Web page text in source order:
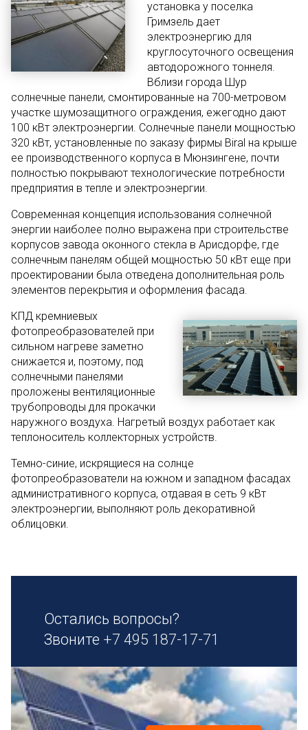
установка у поселка
Гримзель дает
электроэнергию для
круглосуточного освещения
автодорожного тоннеля.
Вблизи города Шур
солнечные панели, смонтированные на 700-метровом
участке шумозащитного ограждения, ежегодно дают
100 кВт электроэнергии. Солнечные панели мощностью
320 кВт, установленные по заказу фирмы Biral на крыше
ее производственного корпуса в Мюнзингене, почти
полностью покрывают технологические потребности
предприятия в тепле и электроэнергии.
Современная концепция использования солнечной
энергии наиболее полно выражена при строительстве
корпусов завода оконного стекла в Арисдорфе, где
солнечным панелям общей мощностью 50 кВт еще при
проектировании была отведена дополнительная роль
элементов перекрытия и оформления фасада.
КПД кремниевых
фотопреобразователей при
сильном нагреве заметно
снижается и, поэтому, под
солнечными панелями
проложены вентиляционные
трубопроводы для прокачки
наружного воздуха. Нагретый воздух работает как
теплоноситель коллекторных устройств.
Темно-синие, искрящиеся на солнце
фотопреобразователи на южном и западном фасадах
административного корпуса, отдавая в сеть 9 кВт
электроэнергии, выполняют роль декоративной
облицовки.
Остались вопросы?
Звоните +7 495 187-17-71